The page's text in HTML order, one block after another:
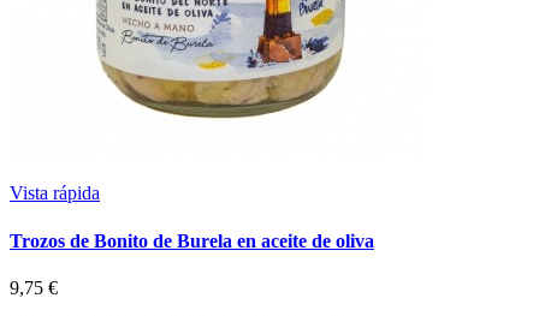
Vista rápida
Trozos de Bonito de Burela en aceite de oliva
9,75 €